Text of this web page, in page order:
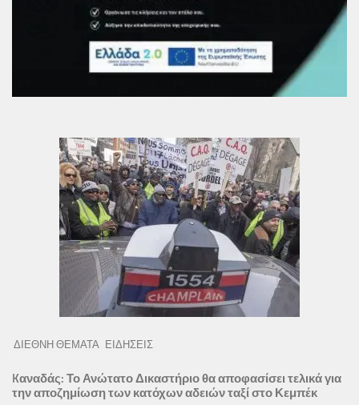
ΔΙΕΘΝΗ ΘΕΜΑΤΑ ΕΙΔΗΣΕΙΣ
Kαναδάς: Το Ανώτατο Δικαστήριο θα αποφασίσει τελικά για
την αποζημίωση των κατόχων αδειών ταξί στο Κεμπέκ